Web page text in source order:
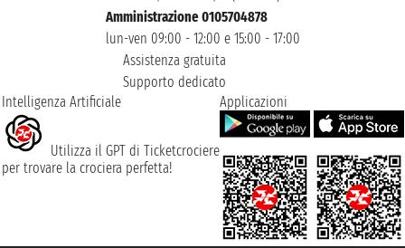
Amministrazione 0105704878
lun-ven 09:00 - 12:00 e 15:00 - 17:00
Assistenza gratuita
Supporto dedicato
Intelligenza Artificiale
Utilizza il GPT di Ticketcrociere
per trovare la crociera perfetta!
Applicazioni